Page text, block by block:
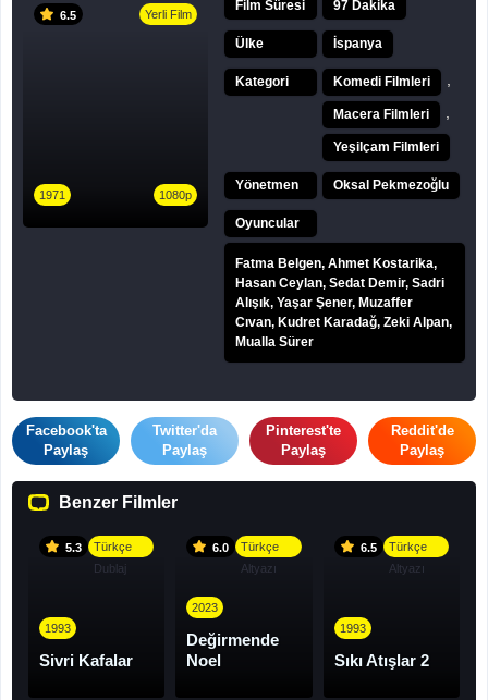
6.5 Yerli Film
1971 1080p
Film Süresi 97 Dakika
Ülke İspanya
Kategori Komedi Filmleri
Macera Filmleri
Yeşilçam Filmleri
Yönetmen Oksal Pekmezoğlu
Oyuncular
Fatma Belgen, Ahmet Kostarika,
Hasan Ceylan, Sedat Demir, Sadri
Alışık, Yaşar Şener, Muzaffer
Cıvan, Kudret Karadağ, Zeki Alpan,
Mualla Sürer
Facebook'ta
Paylaş
Twitter'da
Paylaş
Pinterest'te
Paylaş
Reddit'de
Paylaş
Benzer Filmler
5.3
Türkçe
Dublaj
1993
Sivri Kafalar
6.0
Türkçe
Altyazı
2023
Değirmende
Noel
6.5
Türkçe
Altyazı
1993
Sıkı Atışlar 2